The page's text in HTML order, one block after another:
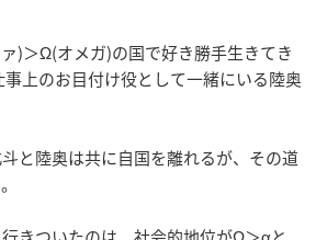
)＞Ω(オメガ)の国で好き勝手生きてき
上のお目付け役として一緒にいる陸奥
と陸奥は共に自国を離れるが、その道